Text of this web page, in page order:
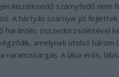
kiszélesedő szárnyfedő nem
A hártyás szárnyai jól
harántléc összedörzsölésével
amelynek utolsó
narancssárgás. A lába erős,